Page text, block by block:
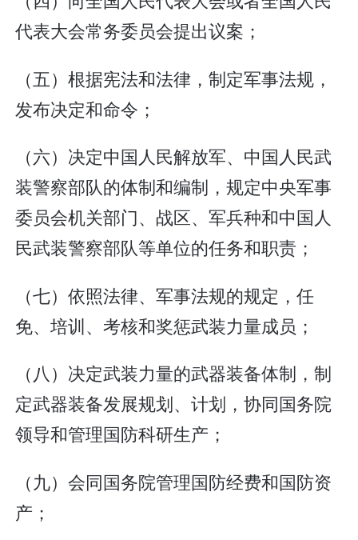
代表大会常务委员会提出议案；
（五）根据宪法和法律，制定军事法规，
发布决定和命令；
（六）决定中国人民解放军、中国人民武
装警察部队的体制和编制，规定中央军事
委员会机关部门、战区、军兵种和中国人
民武装警察部队等单位的任务和职责；
（七）依照法律、军事法规的规定，任
免、培训、考核和奖惩武装力量成员；
（八）决定武装力量的武器装备体制，制
定武器装备发展规划、计划，协同国务院
领导和管理国防科研生产；
（九）会同国务院管理国防经费和国防资
产；